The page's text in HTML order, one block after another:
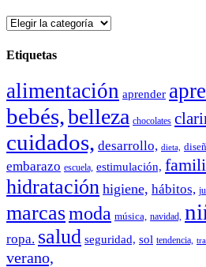
Temas
Etiquetas
alimentación aprender
bebés,belleza chocolates
cuidados, desarrollo, dieta,
embarazo escuela, estimulación,
hidratación higiene, hábitos,
marcasmoda música, navidad,
ropa. salud seguridad, sol tendencia,
verano,